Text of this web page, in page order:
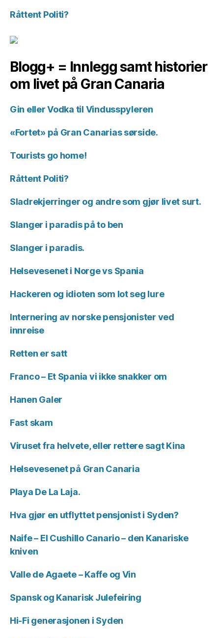
Råttent Politi?
Blogg+ = Innlegg samt historier
om livet på Gran Canaria
Gin eller Vodka til Vindusspyleren
«Fortet» på Gran Canarias sørside.
Tourists go home!
Råttent Politi?
Sladrekjerringer og andre som gjør livet surt.
Slanger i paradis på to ben
Slanger i paradis.
Helsevesenet i Norge vs Spania
Hackeren og idioten som lot seg lure
Internering av norske pensjonister ved
innreise
Retten er satt
Franco – Et Spania vi ikke snakker om
Hanen Galer
Fast skam
Viruset fra helvete, eller rettere sagt Kina
Helsevesenet på Gran Canaria
Playa De La Laja.
Hva gjør en utflyttet pensjonist i Syden?
Naife – El Cushillo Canario – den Kanariske
kniven
Valle de Agaete – Kaffe og Vin
Spansk og Kanarisk Julefeiring
Hi-Fi generasjonen i Syden